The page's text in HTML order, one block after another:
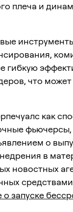
плеча и
что
как
о
в
новостных
запуске